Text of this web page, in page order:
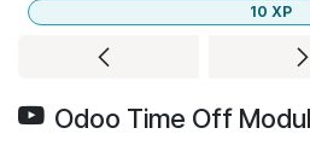
Odoo Time Off
10 XP